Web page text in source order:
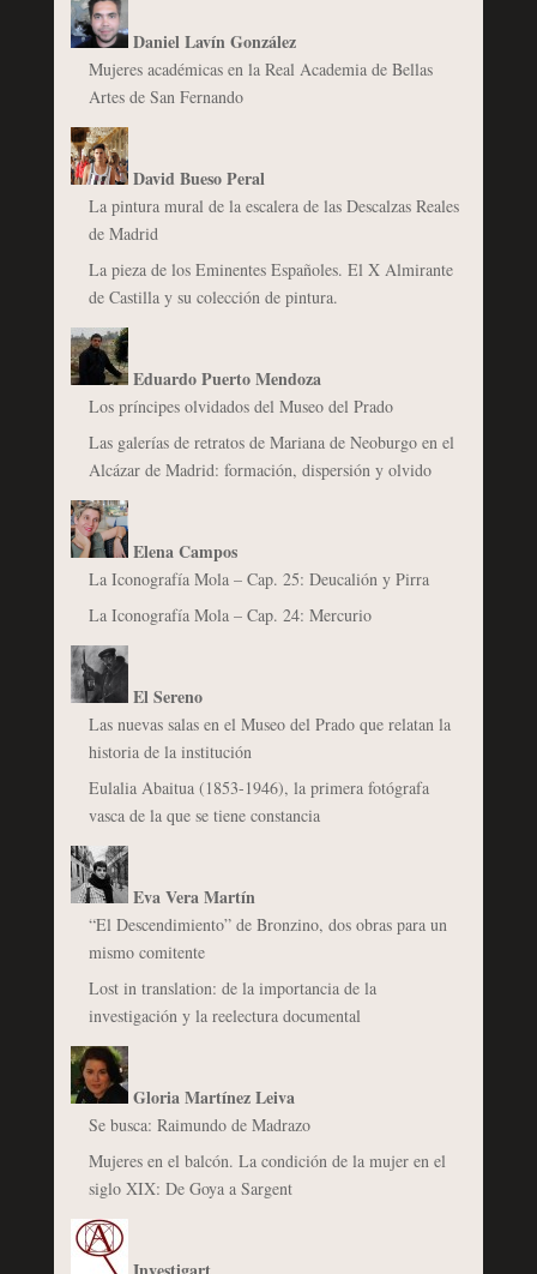
Daniel Lavín González
Mujeres académicas en la Real Academia de Bellas
Artes de San Fernando
David Bueso Peral
La pintura mural de la escalera de las Descalzas Reales
de Madrid
La pieza de los Eminentes Españoles. El X Almirante
de Castilla y su colección de pintura.
Eduardo Puerto Mendoza
Los príncipes olvidados del Museo del Prado
Las galerías de retratos de Mariana de Neoburgo en el
Alcázar de Madrid: formación, dispersión y olvido
Elena Campos
La Iconografía Mola – Cap. 25: Deucalión y Pirra
La Iconografía Mola – Cap. 24: Mercurio
El Sereno
Las nuevas salas en el Museo del Prado que relatan la
historia de la institución
Eulalia Abaitua (1853-1946), la primera fotógrafa
vasca de la que se tiene constancia
Eva Vera Martín
“El Descendimiento” de Bronzino, dos obras para un
mismo comitente
Lost in translation: de la importancia de la
investigación y la reelectura documental
Gloria Martínez Leiva
Se busca: Raimundo de Madrazo
Mujeres en el balcón. La condición de la mujer en el
siglo XIX: De Goya a Sargent